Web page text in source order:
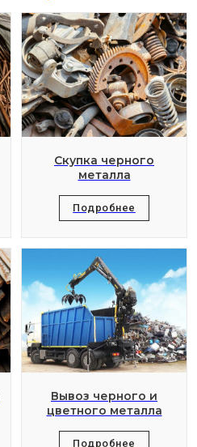
Скупка черного
металла
Подробнее
Вывоз черного и
цветного металла
Подробнее